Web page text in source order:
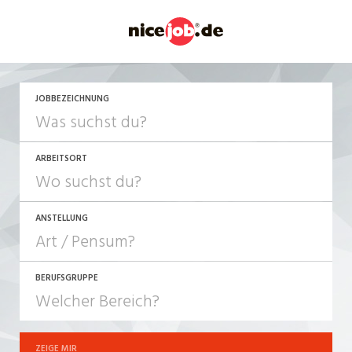
JOBBEZEICHNUNG
ARBEITSORT
ANSTELLUNG
JOB-TYP
Festanstellung
BERUFSGRUPPE
ZEIGE MIR